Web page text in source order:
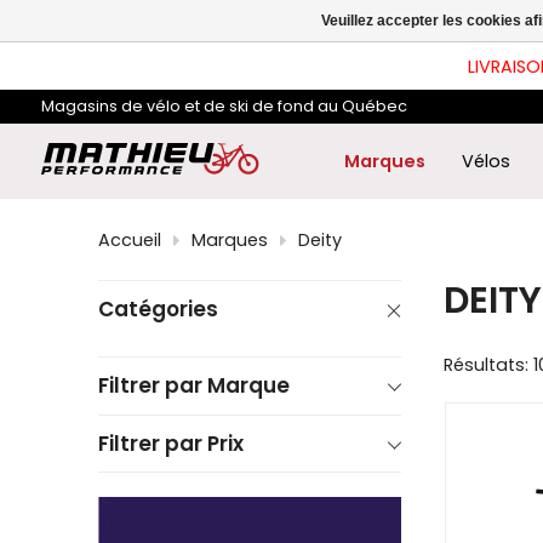
et
bas
pour
de
Magasins de vélo et de ski de fond au Québec
Marques Vélos
Accueil Marques Deity
Catégories
Filtrer par Marque
Filtrer par Prix
DEITY
Résultats:
Veuillez accepter les cookies